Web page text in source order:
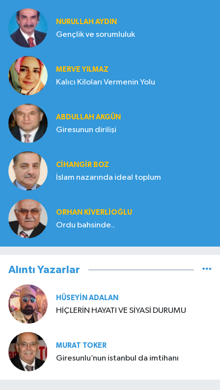
NURULLAH AYDIN
Gençlik ve sorumluluk
MERVE YILMAZ
Kalıcı Kiloları Vermenin Yolu
ABDULLAH AKGÜN
Giresunun dirilişi
CIHANGIR BOZ
İslam nazarında ideal toplum
ORHAN KIVERLIOĞLU
Ordu bahsinde..
Alıntı Yazarlar
HÜSEYIN ADALAN
HİÇLERİN HAYATI VE SİYASİ DURUMU
MURAT TOKER
Giresunlu’nun istanbul da imtihanı